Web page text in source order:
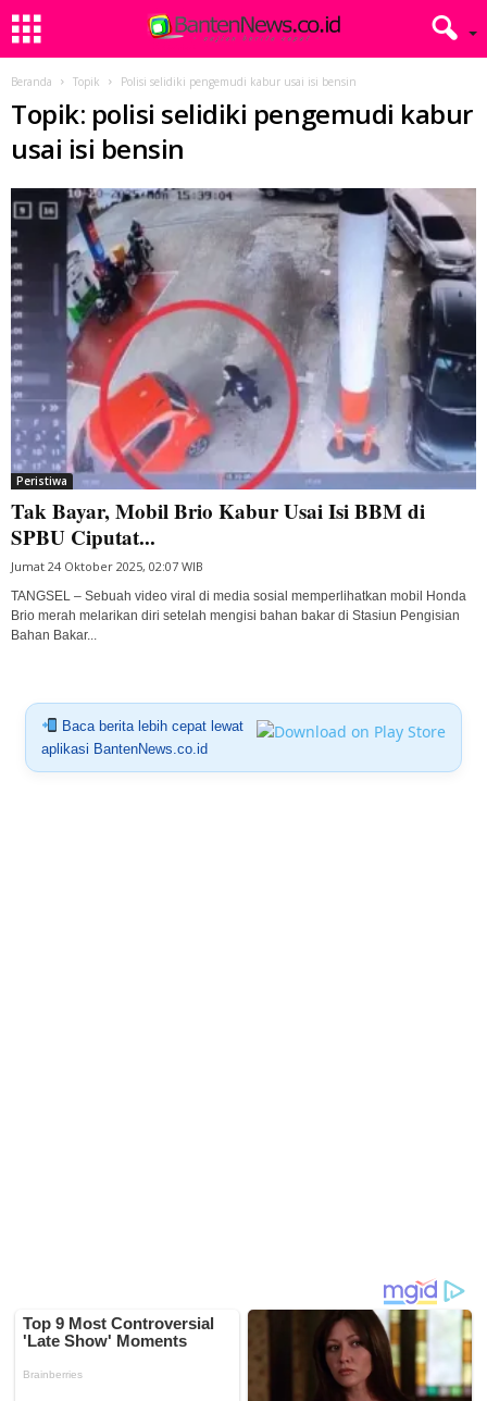
Beranda Topik Polisi selidiki pengemudi kabur usai isi bensin
Topik: polisi selidiki pengemudi kabur
usai isi bensin
Peristiwa
Tak Bayar, Mobil Brio Kabur Usai Isi BBM di
SPBU Ciputat...
Jumat 24 Oktober 2025, 02:07 WIB
TANGSEL – Sebuah video viral di media sosial memperlihatkan mobil Honda
Brio merah melarikan diri setelah mengisi bahan bakar di Stasiun Pengisian
Bahan Bakar...
Baca berita lebih cepat lewat
aplikasi BantenNews.co.id